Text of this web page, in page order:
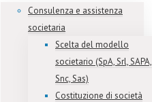
Consulenza e assistenza
societaria
Scelta del modello
societario (SpA, Srl, SAPA,
Snc, Sas)
Costituzione di società